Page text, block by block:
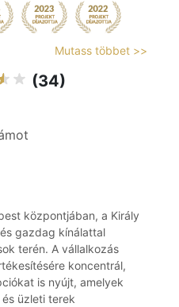
Mutass többet >>
(34)
központjában, a Király
gazdag kínálattal
terén. A vállalkozás
koncentrál,
is nyújt, amelyek
üzleti terek